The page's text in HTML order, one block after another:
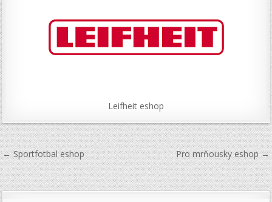
Leifheit eshop
Navigace
pro
příspěvek
← Sportfotbal eshop Pro mrňousky eshop →